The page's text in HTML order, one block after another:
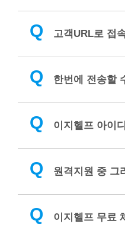
Q 고객URL로 접속을 하지 못
Q 한번에 전송할 수 있는 파
Q 이지헬프 아이디와 패스워드
Q 원격지원 중 그리기
Q 이지헬프 무료 체험판 신